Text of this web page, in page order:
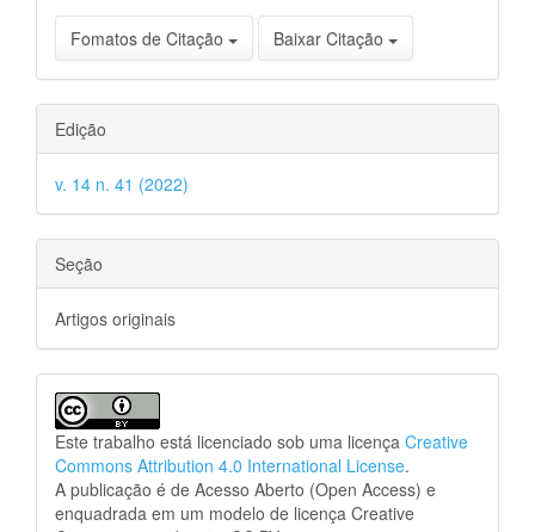
Fomatos de Citação Baixar Citação
Edição
v. 14 n. 41 (2022)
Seção
Artigos originais
Este trabalho está licenciado sob uma licença Creative
Commons Attribution 4.0 International License.
A publicação é de Acesso Aberto (Open Access) e
enquadrada em um modelo de licença Creative